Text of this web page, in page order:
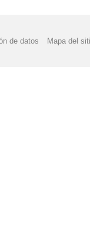
de datos Mapa del